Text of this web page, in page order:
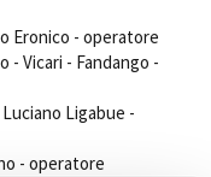
Eronico - operatore
- Vicari - Fandango -
Ligabue -
- operatore